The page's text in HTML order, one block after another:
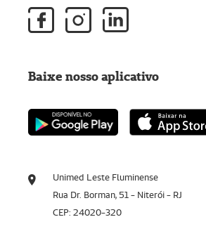
Unimed Leste Fluminense
Rua Dr. Borman, 51 - Niterói - RJ
CEP: 24020-320
Baixe nosso aplicativo